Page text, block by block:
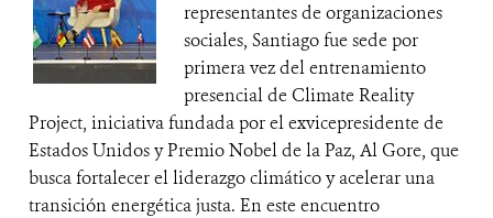
representantes de organizaciones
sociales, Santiago fue sede por
primera vez del entrenamiento
presencial de Climate Reality
Project, iniciativa fundada por el exvicepresidente de
Estados Unidos y Premio Nobel de la Paz, Al Gore, que
busca fortalecer el liderazgo climático y acelerar una
transición energética justa. En este encuentro